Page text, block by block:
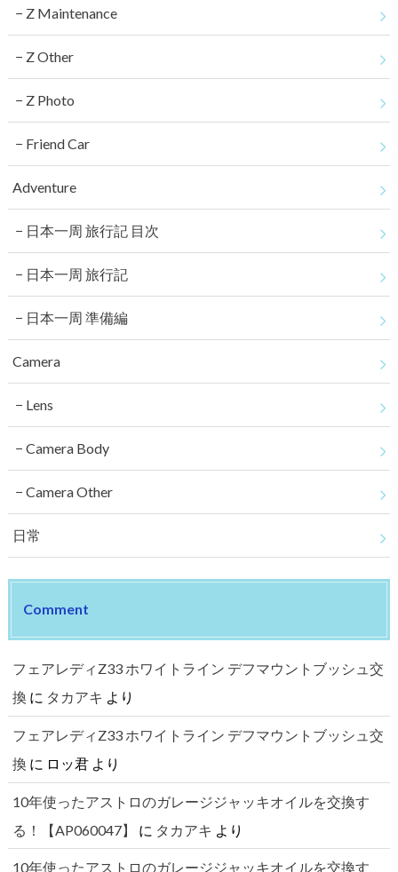
Z Maintenance
Z Other
Z Photo
Friend Car
Adventure
日本一周 旅行記 目次
日本一周 旅行記
日本一周 準備編
Camera
Lens
Camera Body
Camera Other
日常
Comment
フェアレディZ33 ホワイトライン デフマウントブッシュ交
換 に タカアキ より
フェアレディZ33 ホワイトライン デフマウントブッシュ交
換 に ロッ君より
10年使ったアストロのガレージジャッキオイルを交換す
る！【AP060047】
に タカアキ より
10年使ったアストロのガレージジャッキオイルを交換す